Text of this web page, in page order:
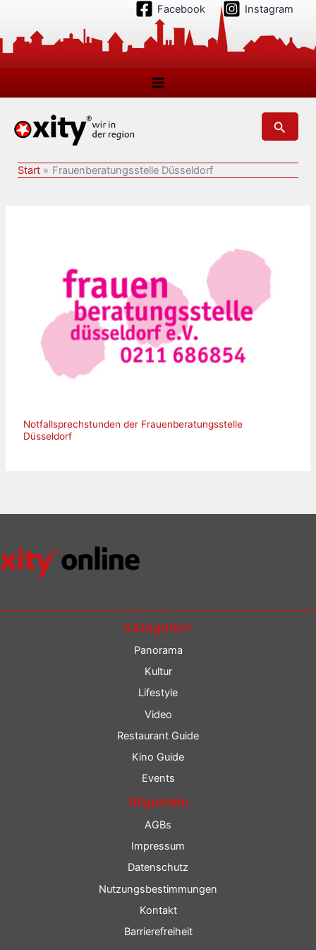
springen
Facebook Instagram
Suchen
Start Frauenberatungsstelle Düsseldorf
Notfallsprechstunden der Frauenberatungsstelle
Düsseldorf
Kategorien
Panorama
Kultur
Lifestyle
Video
Restaurant Guide
Kino Guide
Events
Allgemein
AGBs
Impressum
Datenschutz
Nutzungsbestimmungen
Kontakt
Barrierefreiheit